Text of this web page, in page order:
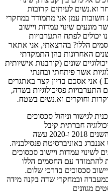
וא.נשים לעיתים קרובות
עמן אני מתמודד במחקרי
מונעים שינוי עמדות ויישוב
ו-( 2) איך אנחנו יכולים לפתח התערבויות
הללו? בהרצאתי, אני אתאר
האחרונות בהן התמקדתי
שונים (קורבנות אישיותית
אשר פיתחתי ובחנתי
( חשיבה פרדוקסלית ו- DEBLASING ) ​אני אסכם בדיון קצר באתגרים
התערבויות פסיכולוגיות בשדה,
וחוקרים וא.נשים בשטח.
לגישור וניהול סכסוכים
בפסיכולוגיה חברתית קיבל
מאוניברסיטת תל אביב ב -2019. בין השנים 2018 ו-2020 עשה
באוניברסיטת פנסילבניה.
לשינוי עמדות ויישוב סכסוכים
להתמודד עם החסמים הללו
סכסוכים בדרכי שלום.
ובמחקרי שדה בקנה מידה
מגוונים